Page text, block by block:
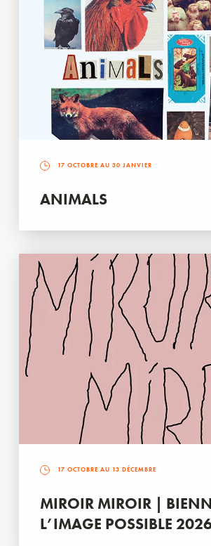
17 OCTOBRE AU 30 JANVIER
ANIMALS
17 OCTOBRE AU 13 DÉCEMBRE
MIROIR MIROIR |
L’IMAGE POSSIBLE